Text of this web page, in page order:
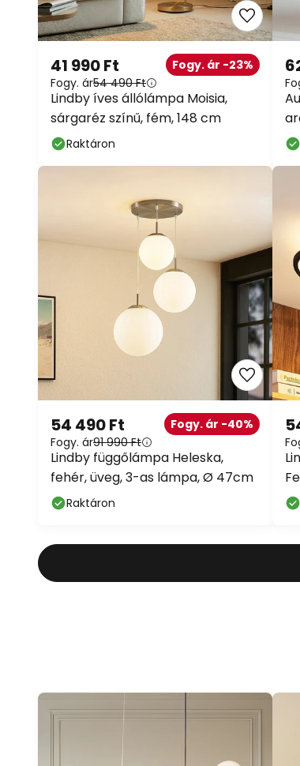
41 990 Ft
Fogy. ár54 490 Ft
Fogy. ár -23%
Lindby íves állólámpa Moisia,
sárgaréz színű, fém, 148 cm
Raktáron
54 490 Ft
Fogy. ár91 990 Ft
Fogy. ár -40%
Lindby függőlámpa Heleska,
fehér, üveg, 3-as lámpa, Ø 47cm
Raktáron